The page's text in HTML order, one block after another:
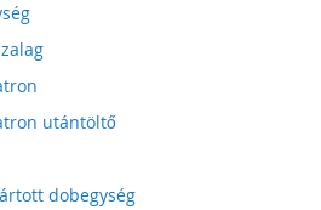
utántöltő
dobegység